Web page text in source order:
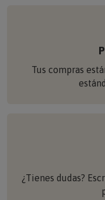
Tus compras
¿Tienes dudas?